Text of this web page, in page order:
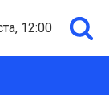
12:00